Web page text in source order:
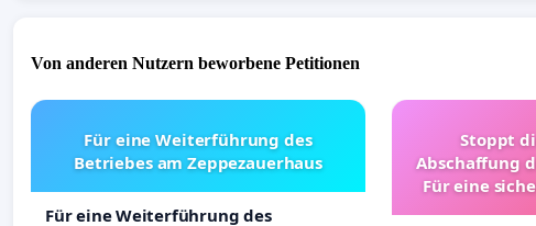
Von anderen Nutzern beworbene Petitionen
Für eine Weiterführung des
Betriebes am Zeppezauerhaus
Für eine Weiterführung des
Stoppt
Abschaffung
Für eine